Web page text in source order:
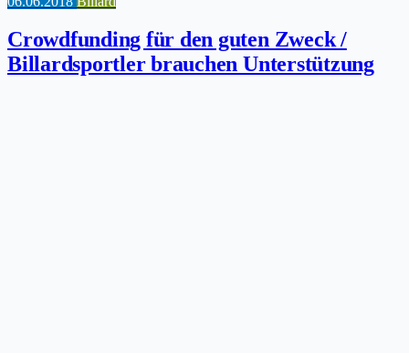
Crowdfunding für den guten Zweck /
Billardsportler brauchen Unterstützung